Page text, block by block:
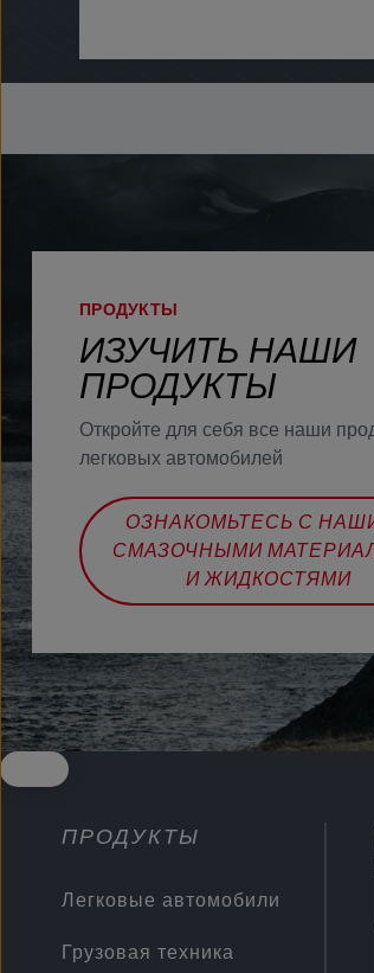
ПРОДУКТЫ
ИЗУЧИТЬ НАШИ
ПРОДУКТЫ
Откройте для себя все наши
легковых автомобилей
ОЗНАКОМЬТЕСЬ С
СМАЗОЧНЫМИ
И ЖИДКОСТЯМИ
ПРОДУКТЫ
Легковые автомобили
Грузовая техника